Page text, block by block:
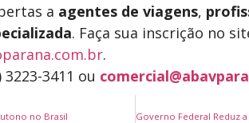
a agentes de viagens,
. Faça sua inscrição no
.
3411 ou
no Brasil